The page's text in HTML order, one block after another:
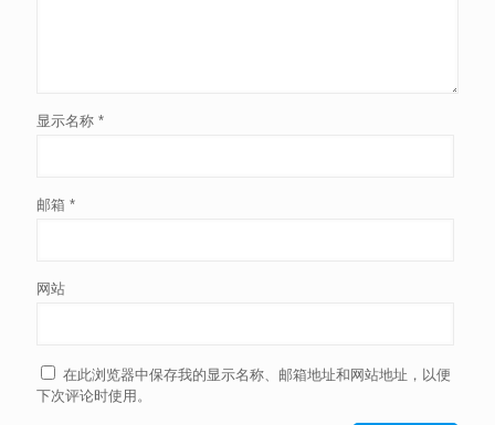
显示名称 *
邮箱 *
网站
在此浏览器中保存我的显示名称、邮箱地址和网站地址，以便
下次评论时使用。